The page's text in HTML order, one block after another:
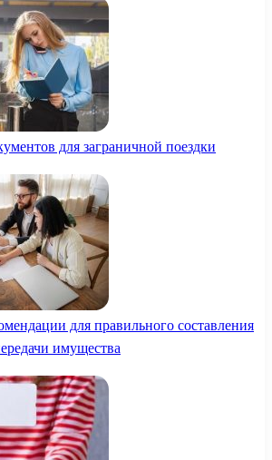
для заграничной поездки
для правильного составления
имущества